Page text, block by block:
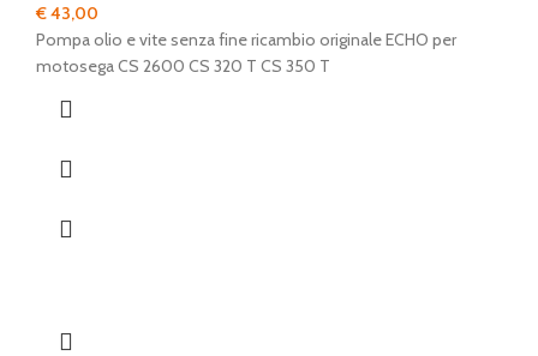
€43,00
Pompa olio e vite senza fine ricambio originale ECHO per
motosega CS 2600 CS 320 T CS 350 T